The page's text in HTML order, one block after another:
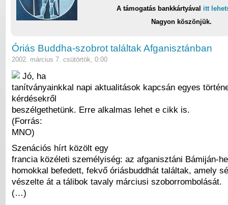
A támogatás bankkártyával itt
Nagyon köszönjük.
Óriás Buddha-szobrot találtak Afganisztánban
2002. március 7. csütörtök, 0:00
Jó, ha
tanítványainkkal napi aktualitások kapcsán egyes
kérdésekről
beszélgethetünk. Erre alkalmas lehet e cikk is.
(Forrás:
MNO)
Szenációs hírt közölt egy
francia közéleti személyiség: az afganisztáni Bámiján-
homokkal befedett, fekvő óriásbuddhát találtak, amely
vészelte át a tálibok tavaly márciusi szoborrombolását.
(…)